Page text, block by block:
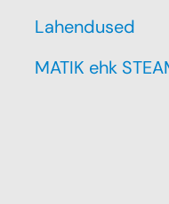
Lahendused
MATIK ehk